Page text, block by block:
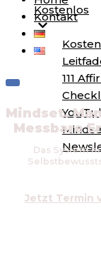
Kostenlos
111
Kontakt
Navigations-
Mindset.
Messbare
Das System
Jetzt Termin